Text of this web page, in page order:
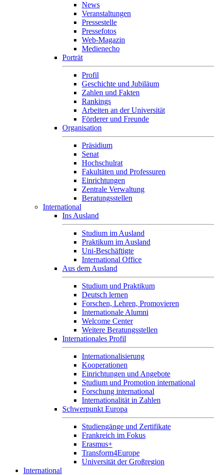
News
Veranstaltungen
Pressestelle
Pressefotos
Web-Magazin
Medienecho
Porträt
Profil
Geschichte und Jubiläum
Zahlen und Fakten
Rankings
Arbeiten an der Universität
Förderer und Freunde
Organisation
Präsidium
Senat
Hochschulrat
Fakultäten und Professuren
Einrichtungen
Zentrale Verwaltung
Beratungsstellen
International
Ins Ausland
Studium im Ausland
Praktikum im Ausland
Uni-Beschäftigte
International Office
Aus dem Ausland
Studium und Praktikum
Deutsch lernen
Forschen, Lehren, Promovieren
Internationale Alumni
Welcome Center
Weitere Beratungsstellen
Internationales Profil
Internationalisierung
Kooperationen
Einrichtungen und Angebote
Studium und Promotion international
Forschung international
Internationalität in Zahlen
Schwerpunkt Europa
Studiengänge und Zertifikate
Frankreich im Fokus
Erasmus+
Transform4Europe
Universität der Großregion
International